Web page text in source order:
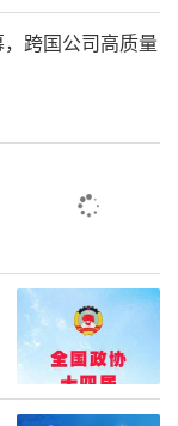
跨国公司高质量